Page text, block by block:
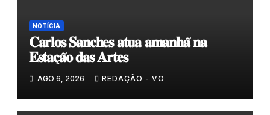
NOTÍCIA
𝐂𝐚𝐫𝐥𝐨𝐬 𝐒𝐚𝐧𝐜𝐡𝐞𝐬 𝐚𝐭𝐮𝐚 𝐚𝐦𝐚𝐧𝐡𝐚̃ 𝐧𝐚
𝐄𝐬𝐭𝐚𝐜̧𝐚̃𝐨 𝐝𝐚𝐬 𝐀𝐫𝐭𝐞𝐬
AGO 6, 2026 REDAÇÃO - VO